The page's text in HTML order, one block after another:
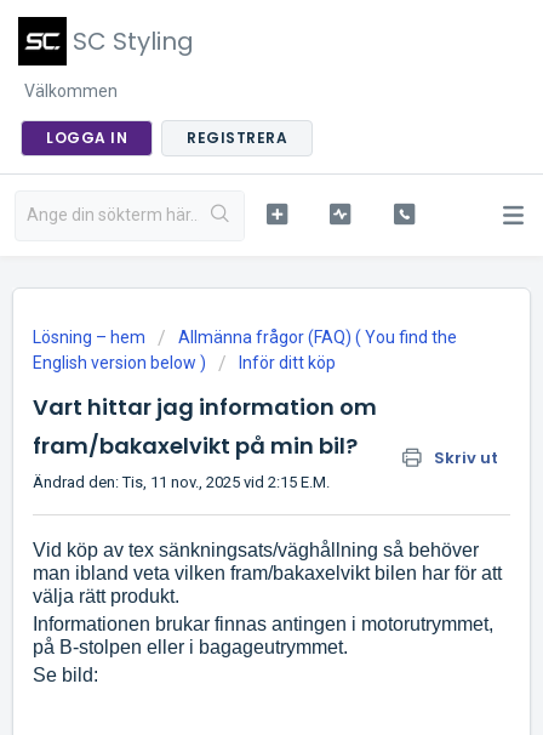
SC Styling
Välkommen
LOGGA IN REGISTRERA
Lösning – hem
Allmänna frågor (FAQ) ( You find the
English version below )
Inför ditt köp
Vart hittar jag information om
fram/bakaxelvikt på min bil?
Skriv ut
Ändrad den: Tis, 11 nov., 2025 vid 2:15 E.M.
Vid köp av tex sänkningsats/väghållning så behöver
man ibland veta vilken fram/bakaxelvikt bilen har för att
välja rätt produkt.
Informationen brukar finnas antingen i motorutrymmet,
på B-stolpen eller i bagageutrymmet.
Se bild: